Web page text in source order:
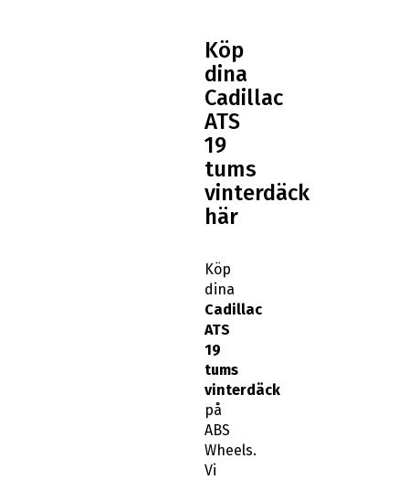
Köp
dina
Cadillac
ATS
19
tums
vinterdäck
här
Köp
dina
Cadillac
ATS
19
tums
vinterdäck
på
ABS
Wheels.
Vi